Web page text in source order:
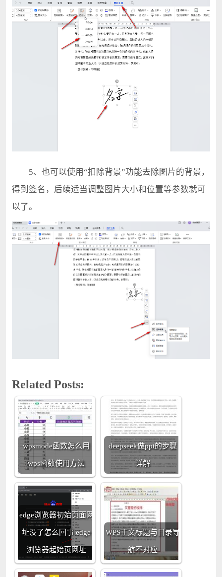
5、也可以使用“扣除背景”功能去除图片的背景，
得到签名，后续适当调整图片大小和位置等参数就可
以了。
Related Posts:
wpsmode函数怎么用
wps函数使用方法
deepseek做ppt的步骤
详解
edge浏览器初始页面网
址没了怎么回事 edge
浏览器起始页网址
WPS正文标题与目录导
航不对应